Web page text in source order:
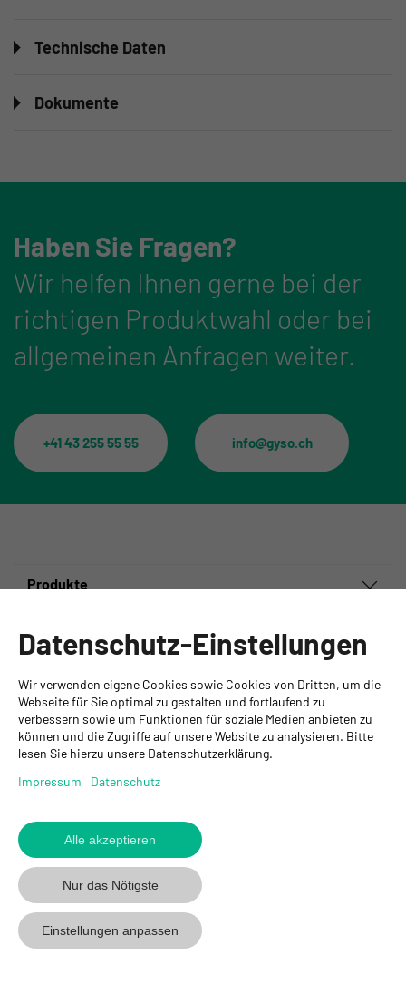
Technische Daten
Dokumente
Haben Sie Fragen?
Wir helfen Ihnen gerne bei der
richtigen Produktwahl oder bei
allgemeinen Anfragen weiter.
+41 43 255 55 55 info@gyso.ch
Produkte
GYSO AG
Hauptsitz Kloten
Steinackerstrasse 34
8302 Kloten
+ 41 43 255 55 55
www.gyso.ch
GYSO
auf
Youtube
GYSO
auf
folgen
Gyso
auf
Linkedin
folgen
Datenschutz-Einstellungen
Wir verwenden eigene Cookies sowie Cookies von Dritten, um die
Webseite für Sie optimal zu gestalten und fortlaufend zu
verbessern sowie um Funktionen für soziale Medien anbieten zu
können und die Zugriffe auf unsere Website zu analysieren. Bitte
lesen Sie hierzu unsere Datenschutzerklärung.
Impressum
Datenschutz
Alle akzeptieren
Nur das Nötigste
Einstellungen anpassen